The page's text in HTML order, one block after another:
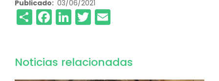
Publicado 03/06/2021
ShareFacebook
LinkedIn
Twitter
Noticias relacionadas